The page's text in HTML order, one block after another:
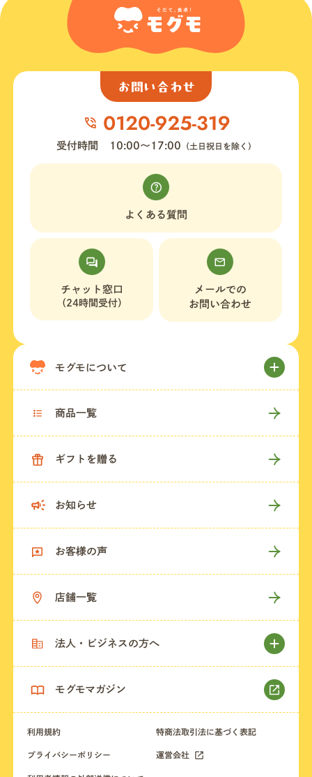
お問い合わせ
受付時間 10:00〜17:00 （土日祝日を除く）
よくある質問
チャット窓口
（24時間受付）
メールでの
お問い合わせ
モグモについて
商品一覧
ギフトを贈る
お知らせ
お客様の声
店舗一覧
法人・ビジネスの方へ
モグモマガジン
利用規約 特商法取引法に基づく表記
プライバシーポリシー 運営会社